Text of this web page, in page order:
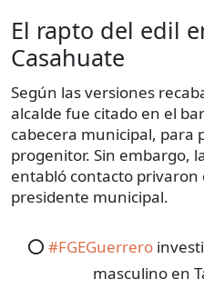
El rapto del edil
Casahuate
Según las versiones
alcalde fue citado en el
cabecera municipal, para
progenitor. Sin embargo,
entabló contacto privaron
presidente municipal.
⭕️ #FGEGuerrero
masculino en